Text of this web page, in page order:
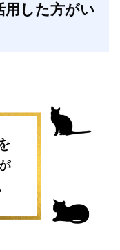
用した方がい